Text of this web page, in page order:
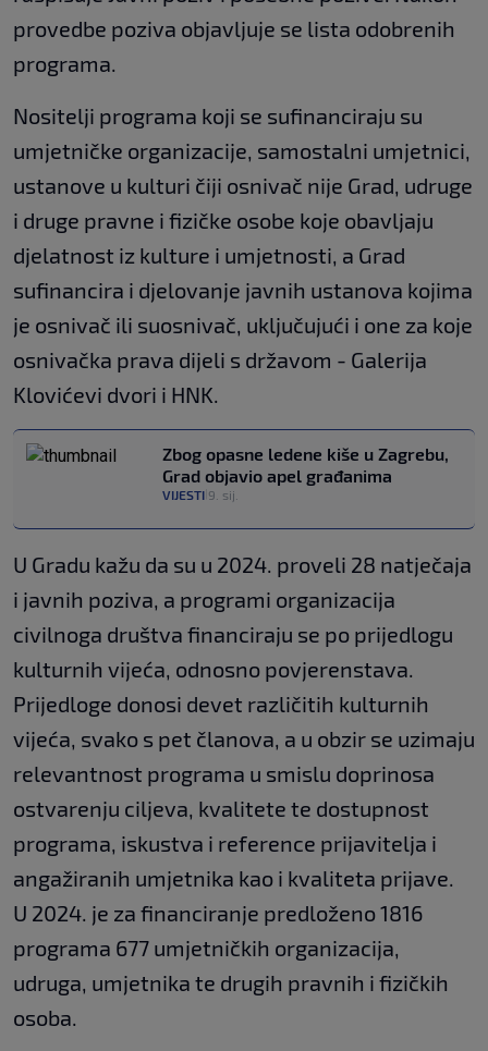
provedbe poziva objavljuje se lista odobrenih
programa.
Nositelji programa koji se sufinanciraju su
umjetničke organizacije, samostalni umjetnici,
ustanove u kulturi čiji osnivač nije Grad, udruge
i druge pravne i fizičke osobe koje obavljaju
djelatnost iz kulture i umjetnosti, a Grad
sufinancira i djelovanje javnih ustanova kojima
je osnivač ili suosnivač, uključujući i one za koje
osnivačka prava dijeli s državom - Galerija
Klovićevi dvori i HNK.
Zbog opasne ledene kiše u Zagrebu,
Grad objavio apel građanima
VIJESTI 9. sij.
U Gradu kažu da su u 2024. proveli 28 natječaja
i javnih poziva, a programi organizacija
civilnoga društva financiraju se po prijedlogu
kulturnih vijeća, odnosno povjerenstava.
Prijedloge donosi devet različitih kulturnih
vijeća, svako s pet članova, a u obzir se uzimaju
relevantnost programa u smislu doprinosa
ostvarenju ciljeva, kvalitete te dostupnost
programa, iskustva i reference prijavitelja i
angažiranih umjetnika kao i kvaliteta prijave.
U 2024. je za financiranje predloženo 1816
programa 677 umjetničkih organizacija,
udruga, umjetnika te drugih pravnih i fizičkih
osoba.